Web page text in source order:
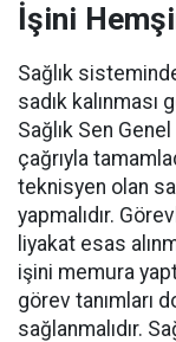
İşini
Sağlık
sadık kalınması
Sağlık Sen
çağrıyla
teknisyen olan
yapmalıdır.
liyakat esas
işini memura
görev tanımları
sağlanmalıdır.